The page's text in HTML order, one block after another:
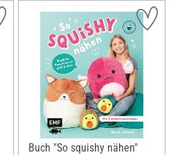
Buch "So squishy nähen"